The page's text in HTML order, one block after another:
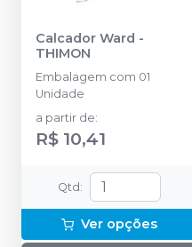
Calcador Ward -
THIMON
Embalagem com 01
Unidade
a partir de:
R$ 10,41
Qtd :
Ver opções